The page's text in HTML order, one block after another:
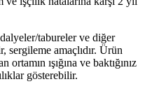
tabureler ve diğer
amaçlıdır. Ürün
ışığına ve baktığınız
gösterebilir.